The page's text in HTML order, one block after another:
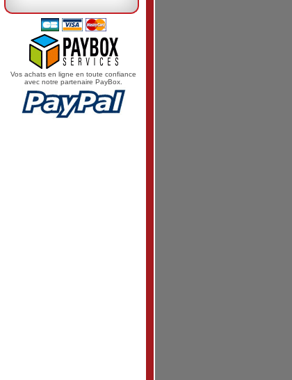
Vos achats en ligne en toute confiance
avec notre partenaire PayBox.